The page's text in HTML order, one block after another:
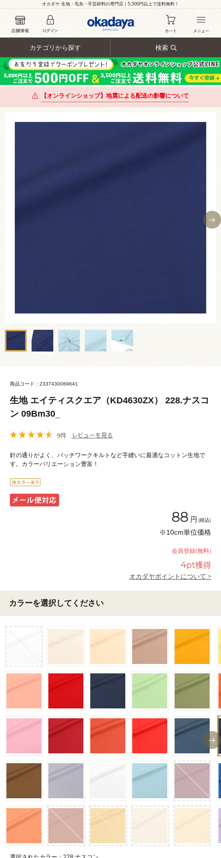
オカダヤ 生地・毛糸・手芸材料の専門店｜5,500円以上で送料無料！
カテゴリから探す 検索
【オンラインショップ】地震による配送の影響について
商品コード：2337430069641
生地 エイティスクエア（KD4630ZX） 228.ナスコ
ン 09Bm30_
9件 レビューを見る
針の通りがよく、パッチワークキルトなど手縫いに最適なコットン生地で
す。カラーバリエーション豊富！
88 円 (税込)
※10cm単位価格
会員登録(無料)
4pt獲得
オカダヤポイントについて >
カラーを選択してください